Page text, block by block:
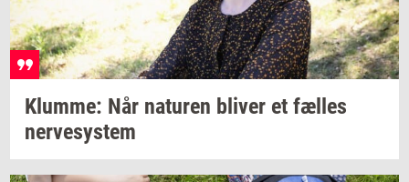
Klum­me: Når na­tu­ren bli­ver et fæl­les
ner­ve­sy­stem